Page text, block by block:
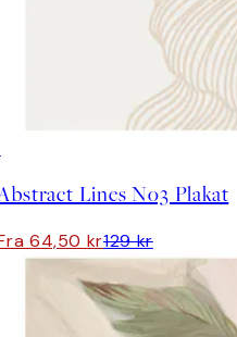
Lines No3 Plakat
64,50 kr129 kr